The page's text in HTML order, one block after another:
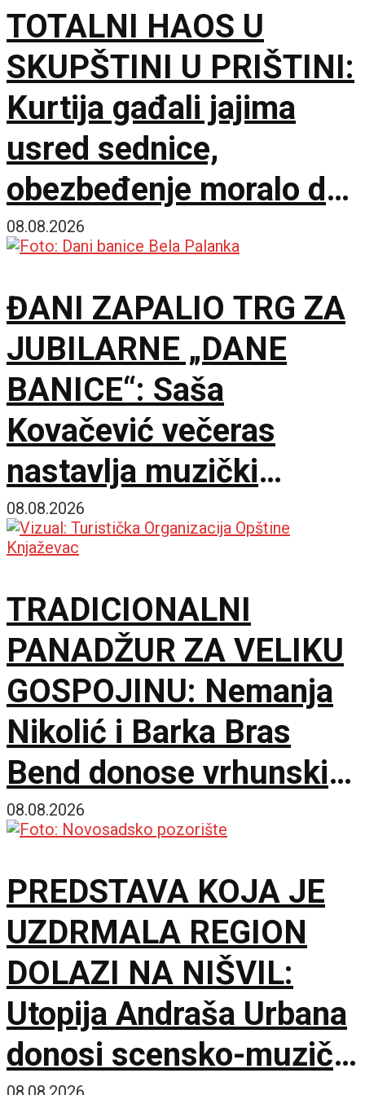
TOTALNI HAOS U
SKUPŠTINI U PRIŠTINI:
Kurtija gađali jajima
usred sednice,
obezbeđenje moralo da
interveniše
08.08.2026
ĐANI ZAPALIO TRG ZA
JUBILARNE „DANE
BANICE“: Saša
Kovačević večeras
nastavlja muzički
maraton u Beloj Palanci
08.08.2026
TRADICIONALNI
PANADŽUR ZA VELIKU
GOSPOJINU: Nemanja
Nikolić i Barka Bras
Bend donose vrhunski
provod u Jalovik Izvor
08.08.2026
PREDSTAVA KOJA JE
UZDRMALA REGION
DOLAZI NA NIŠVIL:
Utopija Andraša Urbana
donosi scensko-muzički